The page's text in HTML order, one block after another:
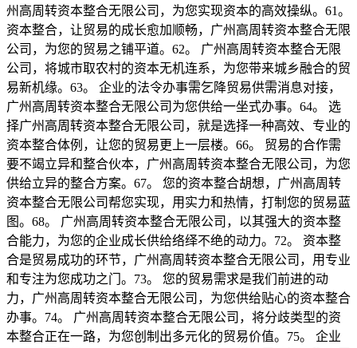
州高周转资本整合无限公司，为您实现资本的高效操纵。61。
资本整合，让贸易的成长愈加顺畅，广州高周转资本整合无限
公司，为您的贸易之铺平道。62。 广州高周转资本整合无限
公司，将城市取农村的资本无机连系，为您带来城乡融合的贸
易新机缘。63。 企业的法令办事需乞降贸易供需消息对接，
广州高周转资本整合无限公司为您供给一坐式办事。64。 选
择广州高周转资本整合无限公司，就是选择一种高效、专业的
资本整合体例，让您的贸易更上一层楼。66。 贸易的合作需
要不竭立异和整合伙本，广州高周转资本整合无限公司，为您
供给立异的整合方案。67。 您的资本整合胡想，广州高周转
资本整合无限公司帮您实现，用实力和热情，打制您的贸易蓝
图。68。 广州高周转资本整合无限公司，以其强大的资本整
合能力，为您的企业成长供给络绎不绝的动力。72。 资本整
合是贸易成功的环节，广州高周转资本整合无限公司，用专业
和专注为您成功之门。73。 您的贸易需求是我们前进的动
力，广州高周转资本整合无限公司，为您供给贴心的资本整合
办事。74。 广州高周转资本整合无限公司，将分歧类型的资
本整合正在一路，为您创制出多元化的贸易价值。75。 企业